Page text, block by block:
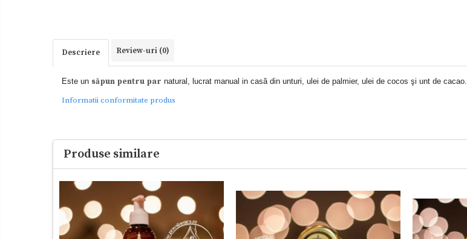
Descriere Review-uri (0)
Este un săpun pentru par natural, lucrat manual in casă din unturi, ulei de palmier, ulei de cocos şi unt de cacao.
Informatii conformitate produs
Produse similare